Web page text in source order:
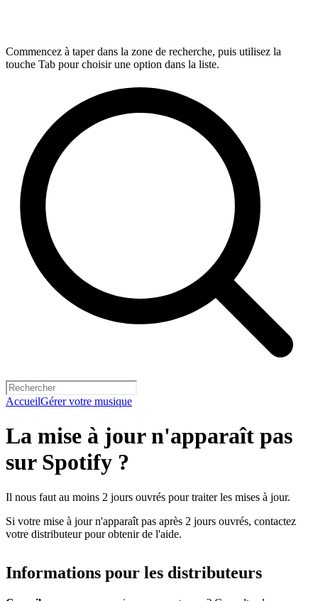
Commencez à taper dans la zone de recherche, puis utilisez la
touche Tab pour choisir une option dans la liste.
AccueilGérer votre musique
La mise à jour n'apparaît pas
sur Spotify ?
Il nous faut au moins 2 jours ouvrés pour traiter les mises à jour.
Si votre mise à jour n'apparaît pas après 2 jours ouvrés, contactez
votre distributeur pour obtenir de l'aide.
Informations pour les distributeurs